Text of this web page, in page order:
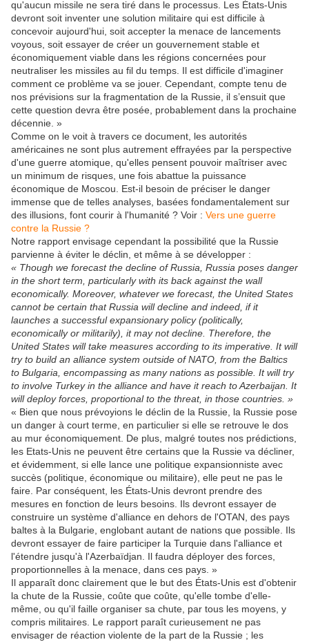
qu'aucun missile ne sera tiré dans le processus. Les États-Unis
devront soit inventer une solution militaire qui est difficile à
concevoir aujourd'hui, soit accepter la menace de lancements
voyous, soit essayer de créer un gouvernement stable et
économiquement viable dans les régions concernées pour
neutraliser les missiles au fil du temps. Il est difficile d'imaginer
comment ce problème va se jouer. Cependant, compte tenu de
nos prévisions sur la fragmentation de la Russie, il s’ensuit que
cette question devra être posée, probablement dans la prochaine
décennie. »
Comme on le voit à travers ce document, les autorités
américaines ne sont plus autrement effrayées par la perspective
d'une guerre atomique, qu'elles pensent pouvoir maîtriser avec
un minimum de risques, une fois abattue la puissance
économique de Moscou. Est-il besoin de préciser le danger
immense que de telles analyses, basées fondamentalement sur
des illusions, font courir à l'humanité ? Voir : Vers une guerre
contre la Russie ?
Notre rapport envisage cependant la possibilité que la Russie
parvienne à éviter le déclin, et même à se développer :
« Though we forecast the decline of Russia, Russia poses danger
in the short term, particularly with its back against the wall
economically. Moreover, whatever we forecast, the United States
cannot be certain that Russia will decline and indeed, if it
launches a successful expansionary policy (politically,
economically or militarily), it may not decline. Therefore, the
United States will take measures according to its imperative. It will
try to build an alliance system outside of NATO, from the Baltics
to Bulgaria, encompassing as many nations as possible. It will try
to involve Turkey in the alliance and have it reach to Azerbaijan. It
will deploy forces, proportional to the threat, in those countries. »
« Bien que nous prévoyions le déclin de la Russie, la Russie pose
un danger à court terme, en particulier si elle se retrouve le dos
au mur économiquement. De plus, malgré toutes nos prédictions,
les Etats-Unis ne peuvent être certains que la Russie va décliner,
et évidemment, si elle lance une politique expansionniste avec
succès (politique, économique ou militaire), elle peut ne pas le
faire. Par conséquent, les États-Unis devront prendre des
mesures en fonction de leurs besoins. Ils devront essayer de
construire un système d'alliance en dehors de l'OTAN, des pays
baltes à la Bulgarie, englobant autant de nations que possible. Ils
devront essayer de faire participer la Turquie dans l'alliance et
l'étendre jusqu'à l'Azerbaïdjan. Il faudra déployer des forces,
proportionnelles à la menace, dans ces pays. »
Il apparaît donc clairement que le but des États-Unis est d'obtenir
la chute de la Russie, coûte que coûte, qu'elle tombe d'elle-
même, ou qu'il faille organiser sa chute, par tous les moyens, y
compris militaires. Le rapport paraît curieusement ne pas
envisager de réaction violente de la part de la Russie ; les